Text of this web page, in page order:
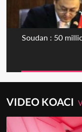
Soudan : 50
VIDEO KOACI